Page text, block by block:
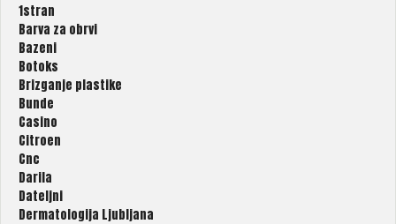
1stran
Barva za obrvi
Bazeni
Botoks
Brizganje plastike
Bunde
Casino
Citroen
Cnc
Darila
Dateljni
Dermatologija Ljubljana